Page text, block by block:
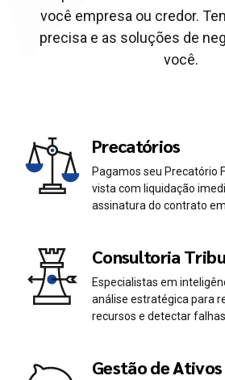
você empresa ou credor.
precisa e as soluções de
você.
Precatórios
Pagamos seu Precatório
vista com liquidação
assinatura do contrato
Consultoria
Especialistas em
análise estratégica para
recursos e detectar falhas.
Gestão de Ativos